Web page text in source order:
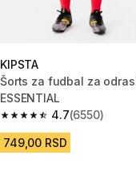
KIPSTA
Šorts za fudbal za
ESSENTIAL
4.7
4.7 od 5 zvezdica from
(6550)
749,00 RSD